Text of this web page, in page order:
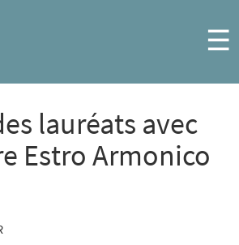
☰
lauréats avec
Estro Armonico